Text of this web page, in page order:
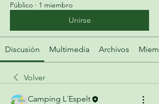
Público · 1 miembro
Unirse
Discusión Multimedia Archivos
Volver
Camping L´Espelt